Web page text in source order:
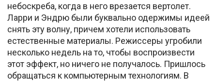
небоскреба, когда в него врезается вертолет.
Ларри и Эндрю были буквально одержимы идеей
снять эту волну, причем хотели использовать
естественные материалы. Режиссеры угробили
несколько недель на то, чтобы воспроизвести
этот эффект, но ничего не получалось. Пришлось
обращаться к компьютерным технологиям. В